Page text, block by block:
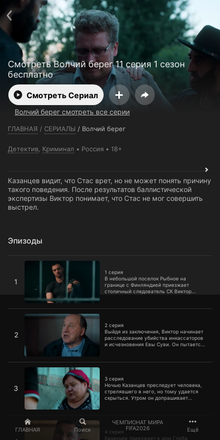
ГЛАВНАЯ Поиск
ЧЕМПИОНАТ МИРА
FIFA2026
Ещё
Смотреть Волчий берег 11 серия 1 сезон
бесплатно
Смотреть Сериал
Волчий берег смотреть все серии
ГЛАВНАЯ / СЕРИАЛЫ / Волчий берег
Детектив Криминал Россия 18+
Казанцев видит, что Стас врет, но не может понять причину
такого поведения. После результатов баллистической
экспертизы Виктор понимает, что Стас не мог совершить
выстрел.
Эпизоды
1
1 серия
В небольшой поселок Рыбное на
границе с Финляндией приезжает
столичный следователь СК Виктор
1 серия
2
2 серия
Выйдя из заключения, Виктор начинает
расследование убийства инкассаторов
и исчезновения Евы Суви. Он пытается
2 серия
3
3 серия
Ночью Казанцев преследует человека,
стрелявшего в него, но тому удается
скрыться. Утром он допрашивает
4 серия
Казанцев приезжает в дом Глеба
4 серия
Телефон поддержки: +7 (727) 323 10 92
Пользовательское соглашение
Политика конфиденциальности
Открыть приложение
Ввести промокод